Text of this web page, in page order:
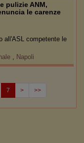
pulizie ANM,
le carenze
all'ASL competente le
, Napoli
7 > >>